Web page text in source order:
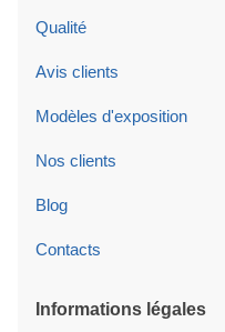
Qualité
Avis clients
Modèles d'exposition
Nos clients
Blog
Contacts
Informations légales